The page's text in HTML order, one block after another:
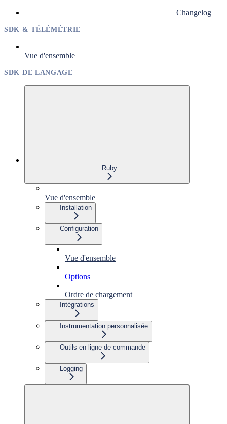
Changelog
SDK & TÉLÉMÉTRIE
Vue d'ensemble
SDK DE LANGAGE
Ruby
Vue d'ensemble
Installation
Configuration
Vue d'ensemble
Options
Ordre de chargement
Intégrations
Instrumentation personnalisée
Outils en ligne de commande
Logging